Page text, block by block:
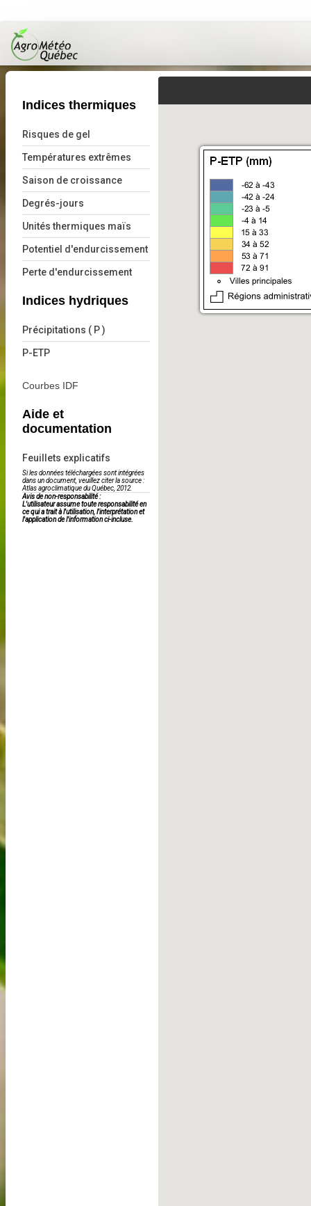
Atlas agroclimatique
Aide et documentation
Indices thermiques
Risques de gel
Températures extrêmes
Saison de croissance
Degrés-jours
Unités thermiques maïs
Potentiel d'endurcissement
Perte d'endurcissement
Indices hydriques
Précipitations ( P )
P-ETP
Courbes IDF
Aide et
documentation
Feuillets explicatifs
Si les données téléchargées sont intégrées
dans un document, veuillez citer la source :
Atlas agroclimatique du Québec, 2012.
Avis de non-responsabilité :
L'utilisateur assume toute responsabilité en
ce qui a trait à l'utilisation, l'interprétation et
l'application de l'information ci-incluse.